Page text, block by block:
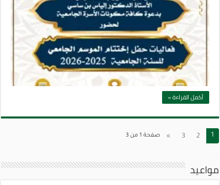
أكمل القراءة »
صفحة 1 من 3 1
2
3
»
مواعيد